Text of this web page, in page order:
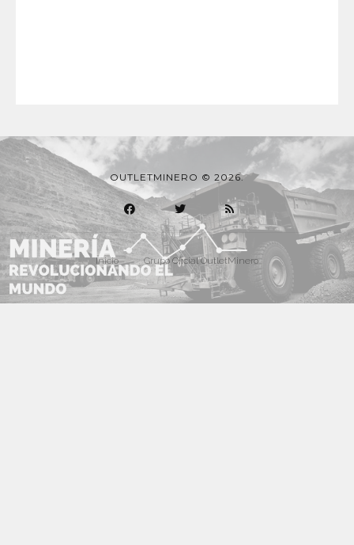
OUTLETMINERO © 2026.
Inicio Grupo Oficial OutletMinero